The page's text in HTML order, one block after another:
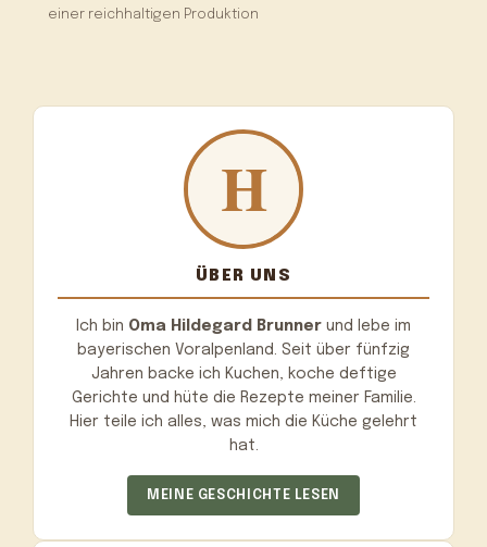
einer reichhaltigen Produktion
ÜBER UNS
Ich bin Oma Hildegard Brunner und lebe im
bayerischen Voralpenland. Seit über fünfzig
Jahren backe ich Kuchen, koche deftige
Gerichte und hüte die Rezepte meiner Familie.
Hier teile ich alles, was mich die Küche gelehrt
hat.
MEINE GESCHICHTE LESEN